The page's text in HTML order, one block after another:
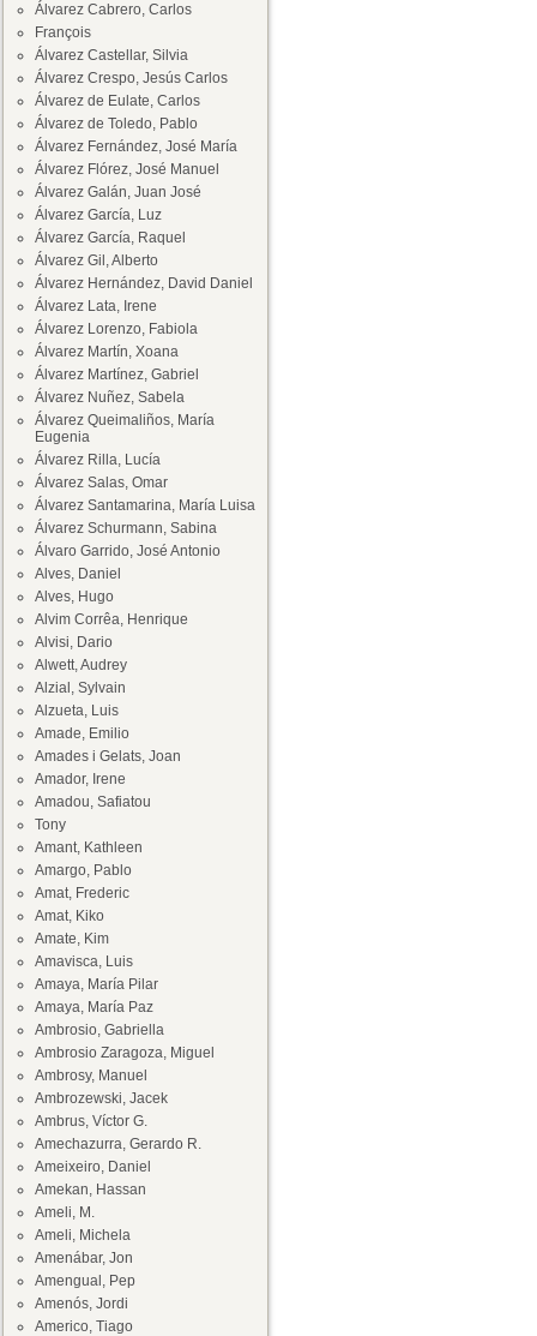
Álvarez Cabrero, Carlos
François
Álvarez Castellar, Silvia
Álvarez Crespo, Jesús Carlos
Álvarez de Eulate, Carlos
Álvarez de Toledo, Pablo
Álvarez Fernández, José María
Álvarez Flórez, José Manuel
Álvarez Galán, Juan José
Álvarez García, Luz
Álvarez García, Raquel
Álvarez Gil, Alberto
Álvarez Hernández, David Daniel
Álvarez Lata, Irene
Álvarez Lorenzo, Fabiola
Álvarez Martín, Xoana
Álvarez Martínez, Gabriel
Álvarez Nuñez, Sabela
Álvarez Queimaliños, María
Eugenia
Álvarez Rilla, Lucía
Álvarez Salas, Omar
Álvarez Santamarina, María Luisa
Álvarez Schurmann, Sabina
Álvaro Garrido, José Antonio
Alves, Daniel
Alves, Hugo
Alvim Corrêa, Henrique
Alvisi, Dario
Alwett, Audrey
Alzial, Sylvain
Alzueta, Luis
Amade, Emilio
Amades i Gelats, Joan
Amador, Irene
Amadou, Safiatou
Tony
Amant, Kathleen
Amargo, Pablo
Amat, Frederic
Amat, Kiko
Amate, Kim
Amavisca, Luis
Amaya, María Pilar
Amaya, María Paz
Ambrosio, Gabriella
Ambrosio Zaragoza, Miguel
Ambrosy, Manuel
Ambrozewski, Jacek
Ambrus, Víctor G.
Amechazurra, Gerardo R.
Ameixeiro, Daniel
Amekan, Hassan
Ameli, M.
Ameli, Michela
Amenábar, Jon
Amengual, Pep
Amenós, Jordi
Americo, Tiago